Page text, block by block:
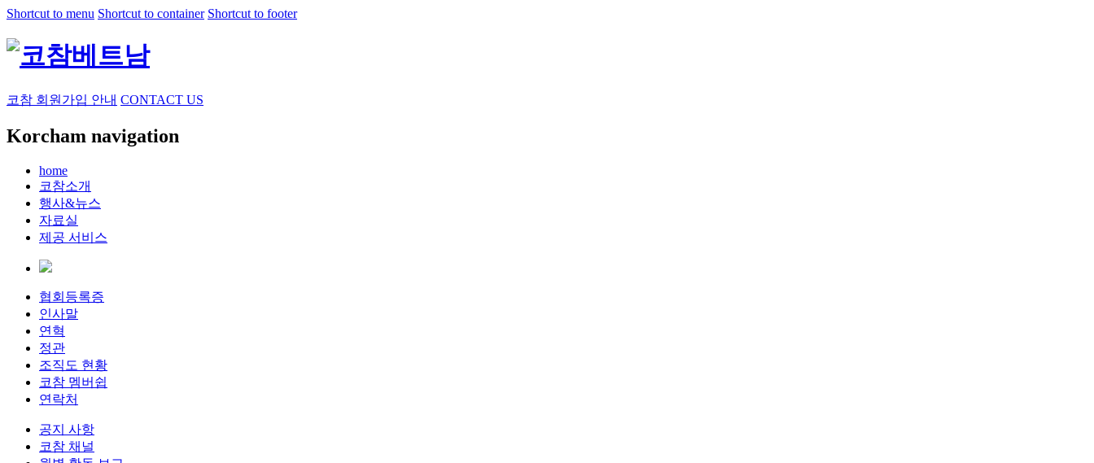
Shortcut to menu Shortcut to container Shortcut to footer
코참 회원가입 안내 CONTACT US
Korcham navigation
home
코참소개
행사&뉴스
자료실
제공 서비스
협회등록증
인사말
연혁
정관
조직도 현황
코참 멤버쉽
연락처
공지 사항
코참 채널